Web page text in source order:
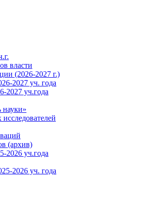
власти
(2026-2027 г.)
2027 уч. года
2027 уч.года
науки»
(архив)
2026 уч.года
2026 уч. года